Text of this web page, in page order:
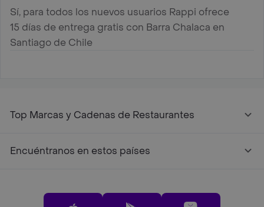
Sí, para todos los nuevos usuarios Rappi ofrece
15 días de entrega gratis con Barra Chalaca en
Santiago de Chile
Top Marcas y Cadenas de Restaurantes
Encuéntranos en estos países